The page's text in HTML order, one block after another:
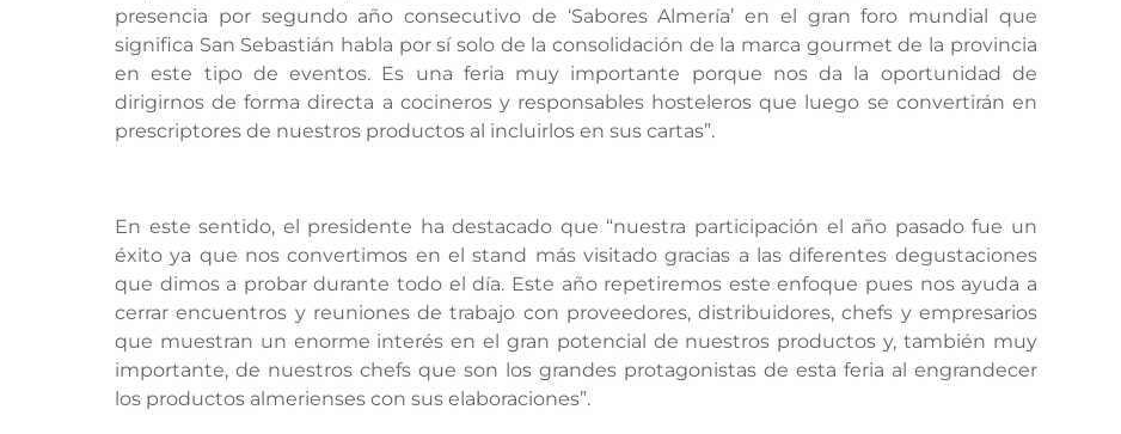
presencia por segundo año consecutivo de ‘Sabores Almería’ en el gran foro mundial que
significa San Sebastián habla por sí solo de la consolidación de la marca gourmet de la provincia
en este tipo de eventos. Es una feria muy importante porque nos da la oportunidad de
dirigirnos de forma directa a cocineros y responsables hosteleros que luego se convertirán en
prescriptores de nuestros productos al incluirlos en sus cartas”.
En este sentido, el presidente ha destacado que “nuestra participación el año pasado fue un
éxito ya que nos convertimos en el stand más visitado gracias a las diferentes degustaciones
que dimos a probar durante todo el día. Este año repetiremos este enfoque pues nos ayuda a
cerrar encuentros y reuniones de trabajo con proveedores, distribuidores, chefs y empresarios
que muestran un enorme interés en el gran potencial de nuestros productos y, también muy
importante, de nuestros chefs que son los grandes protagonistas de esta feria al engrandecer
los productos almerienses con sus elaboraciones”.